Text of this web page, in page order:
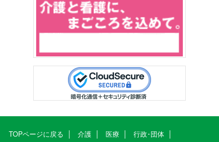
TOPページに戻る 介護 医療
行政･団体